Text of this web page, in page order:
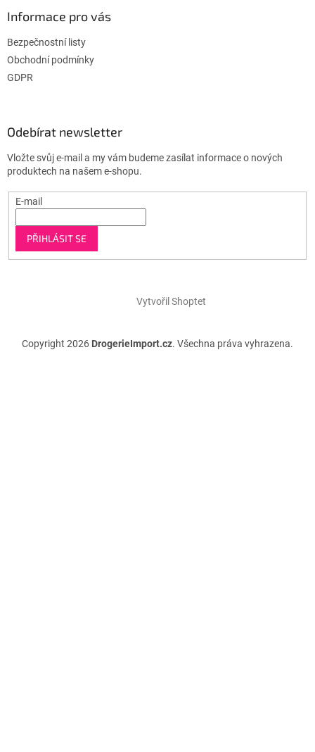
Informace pro vás
Bezpečnostní listy
Obchodní podmínky
GDPR
Odebírat newsletter
Vložte svůj e-mail a my vám budeme zasílat informace o nových
produktech na našem e-shopu.
E-mail
PŘIHLÁSIT SE
Vytvořil Shoptet
Copyright 2026 DrogerieImport.cz. Všechna práva vyhrazena.